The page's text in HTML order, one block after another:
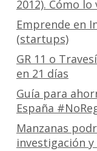
2012). Cómo lo
Emprende en
(startups)
GR 11 o
en 21 días
Guía para
España
Manzanas
investigación